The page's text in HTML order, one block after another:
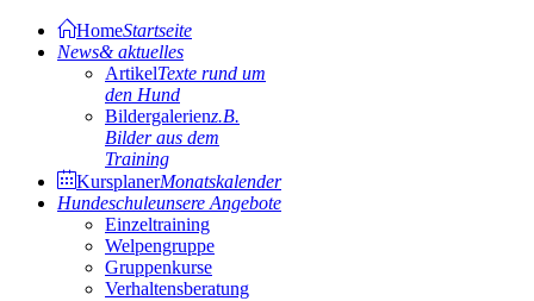
HomeStartseite
News& aktuelles
ArtikelTexte rund um
den Hund
Bildergalerienz.B.
Bilder aus dem
Training
KursplanerMonatskalender
Hundeschuleunsere Angebote
Einzeltraining
Welpengruppe
Gruppenkurse
Verhaltensberatung